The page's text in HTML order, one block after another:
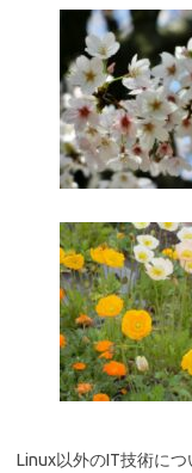
Linux以外のIT技術に